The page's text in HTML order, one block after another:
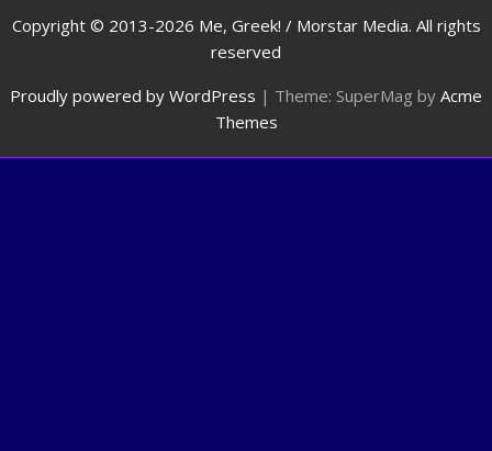
Copyright © 2013-2026 Me, Greek! / Morstar Media. All rights
reserved
Proudly powered by WordPress | Theme: SuperMag by Acme
Themes